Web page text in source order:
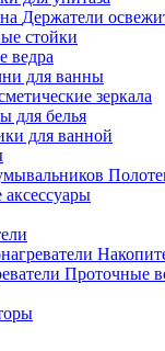
Держатели
стойки
ведра
для ванны
зеркала
для белья
для ванной
аксессуары
Проточные